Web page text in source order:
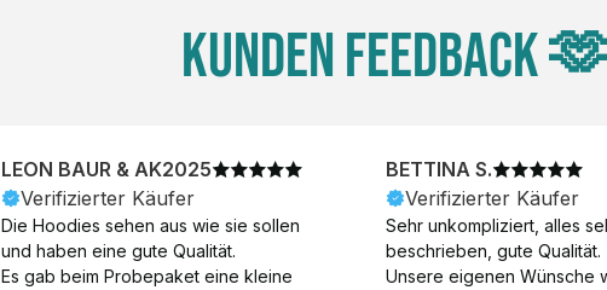
Kunden Feedback
LEON BAUR & AK2025
Verifizierter Käufer
Die Hoodies sehen aus wie sie sollen
und haben eine gute Qualität.
Es gab beim Probepaket eine kleine
BETTINA S.
Verifizierter Käufer
Sehr unkompliziert, alles
beschrieben, gute Qualität.
Unsere eigenen Wünsche